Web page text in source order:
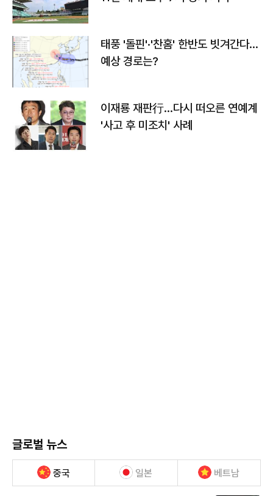
태풍 '돌핀'·'찬홈' 한반도 빗겨간다…
예상 경로는?
이재룡 재판行…다시 떠오른 연예계
'사고 후 미조치' 사례
글로벌 뉴스
중국 일본 베트남